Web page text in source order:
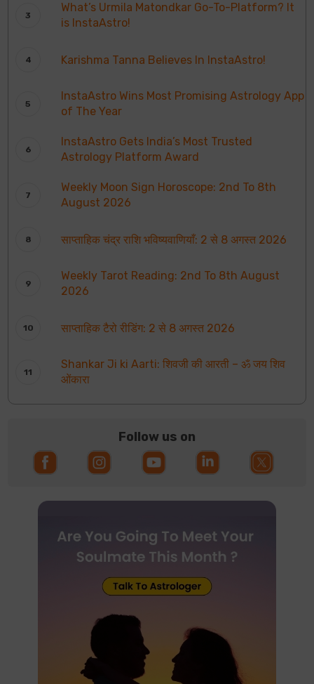
What’s Urmila Matondkar Go-To-Platform? It
is InstaAstro!
Karishma Tanna Believes In InstaAstro!
InstaAstro Wins Most Promising Astrology App
of The Year
InstaAstro Gets India’s Most Trusted
Astrology Platform Award
Weekly Moon Sign Horoscope: 2nd To 8th
August 2026
साप्ताहिक चंद्र राशि भविष्यवाणियाँ: 2 से 8 अगस्त 2026
Weekly Tarot Reading: 2nd To 8th August
2026
साप्ताहिक टैरो रीडिंग: 2 से 8 अगस्त 2026
Shankar Ji ki Aarti: शिवजी की आरती – ॐ जय शिव
ओंकारा
Follow us on